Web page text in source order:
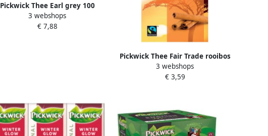
Pickwick Thee Earl grey 100
zakjes van 2gr met envelop
3 webshops
€ 7,88
Pickwick Thee Fair Trade rooibos
25 zakjes van 1.5gr
3 webshops
€ 3,59